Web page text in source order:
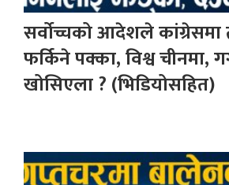
सर्वोच्चको आदेशले कांग्रेसमा
फर्किने पक्का, विश्व
खोसिएला ? (भिडियोसहित)